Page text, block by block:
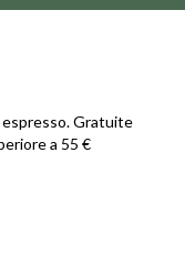
espresso. Gratuite
a 55 €